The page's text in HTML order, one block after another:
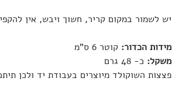
יש לשמור במקום קריר, חשוך ויבש, אין
מידות הכדור: קוטר 6 ס"מ
משקל: כ- 48 גרם
פצצות השוקולד מיוצרים בעבודת יד ולכן